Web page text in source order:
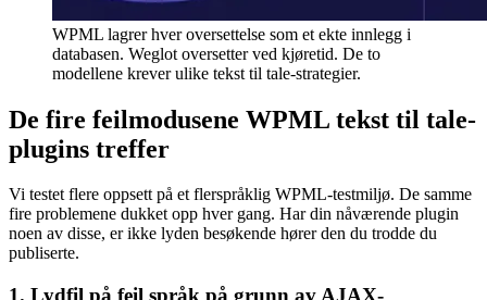
WPML lagrer hver oversettelse som et ekte innlegg i
databasen. Weglot oversetter ved kjøretid. De to
modellene krever ulike tekst til tale-strategier.
De fire feilmodusene WPML tekst til tale-
plugins treffer
Vi testet flere oppsett på et flerspråklig WPML-testmiljø. De samme
fire problemene dukket opp hver gang. Har din nåværende plugin
noen av disse, er ikke lyden besøkende hører den du trodde du
publiserte.
1. Lydfil på feil språk på grunn av AJAX-